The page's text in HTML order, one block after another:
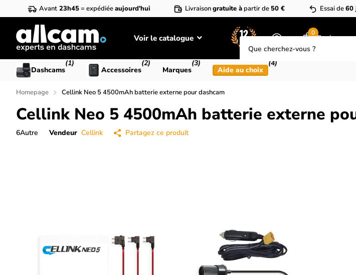
Avant 23h45= expédiéeaujourd'hui Livraisongratuite à partir de 50 € Essai de60
Voir le catalogue
Que cherchez-vous?
0
Panier
Dashcams
(1)
Accessoires
(2)
Marques
(3)
Aide au choix
(4)
Homepage Cellink Neo 5 4500mAh batterie externe pour dashcam
Cellink Neo 5 4500mAh batterie externe
6Autre Vendeur Cellink Partagez ce produit